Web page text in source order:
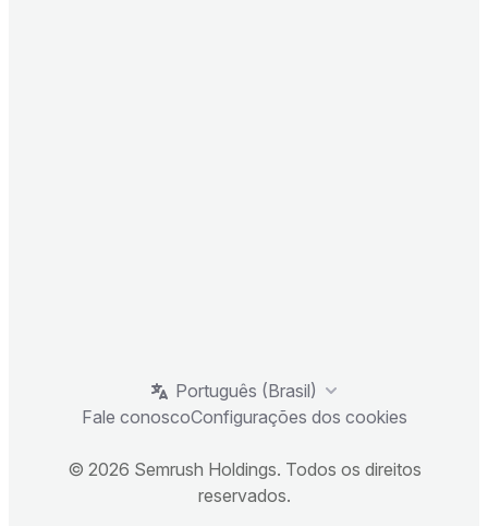
Português (Brasil)
Fale conoscoConfigurações dos cookies
© 2026 Semrush Holdings. Todos os direitos
reservados.